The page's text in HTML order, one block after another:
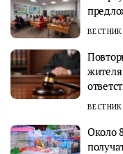
Около